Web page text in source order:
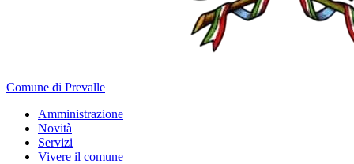
Comune di Prevalle
Amministrazione
Novità
Servizi
Vivere il comune